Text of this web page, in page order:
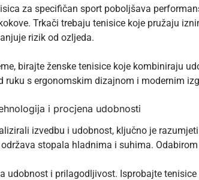
za specifičan sport poboljšava
Trkači trebaju tenisice koje pružaju
rizik od ozljeda.
birajte ženske tenisice koje kombiniraju
ruku s ergonomskim dizajnom i modernim
i procjena udobnosti
izvedbu i udobnost, ključno je
stopala hladnima i suhima.
udobnost i prilagodljivost. Isprobajte